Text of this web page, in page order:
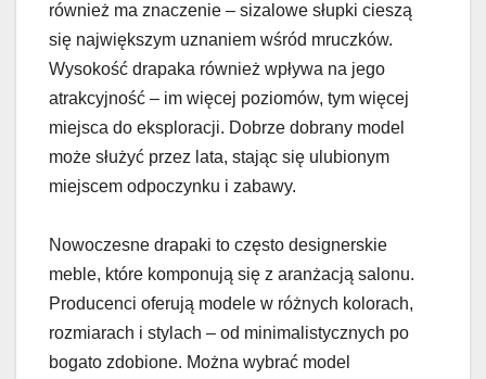
również ma znaczenie – sizalowe słupki cieszą
się największym uznaniem wśród mruczków.
Wysokość drapaka również wpływa na jego
atrakcyjność – im więcej poziomów, tym więcej
miejsca do eksploracji. Dobrze dobrany model
może służyć przez lata, stając się ulubionym
miejscem odpoczynku i zabawy.
Nowoczesne drapaki to często designerskie
meble, które komponują się z aranżacją salonu.
Producenci oferują modele w różnych kolorach,
rozmiarach i stylach – od minimalistycznych po
bogato zdobione. Można wybrać model